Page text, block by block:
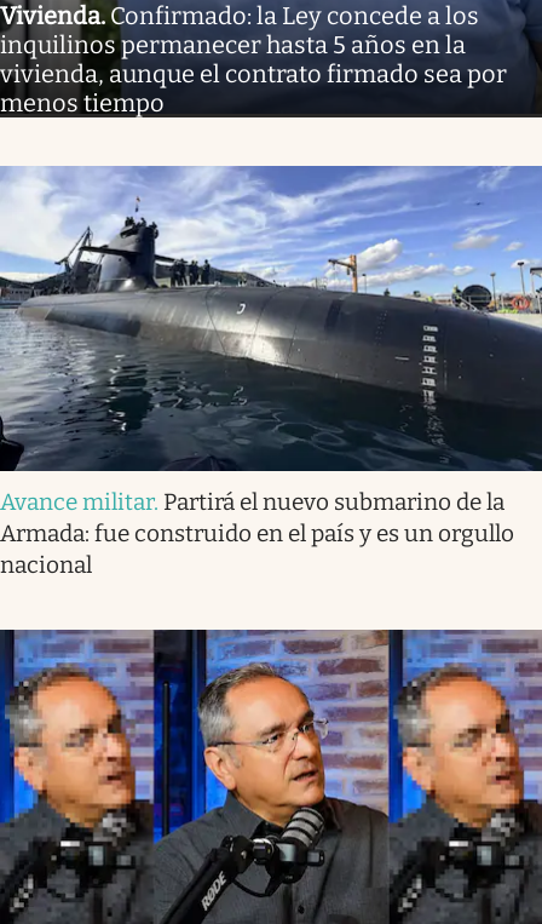
Vivienda.Confirmado: la Ley concede a los
inquilinos permanecer hasta 5 años en la
vivienda, aunque el contrato firmado sea por
menos tiempo
Avance militar. Partirá el nuevo submarino de la
Armada: fue construido en el país y es un orgullo
nacional